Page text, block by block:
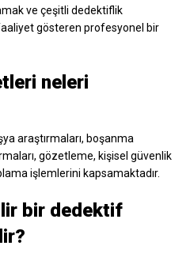
ve çeşitli dedektiflik
gösteren profesyonel bir
neleri
araştırmaları, boşanma
gözetleme, kişisel güvenlik
işlemlerini kapsamaktadır.
bir dedektif